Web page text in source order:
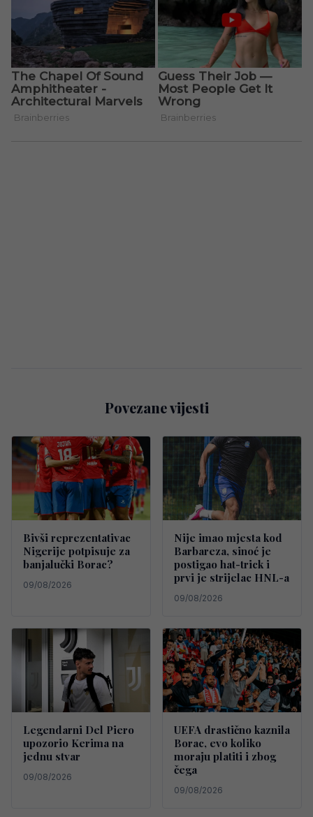
Povezane vijesti
Bivši reprezentativac
Nigerije potpisuje za
banjalučki Borac?
09/08/2026
Nije imao mjesta kod
Barbareza, sinoć je
postigao hat-trick i
prvi je strijelac HNL-a
09/08/2026
Legendarni Del Piero
upozorio Kerima na
jednu stvar
09/08/2026
UEFA drastično kaznila
Borac, evo koliko
moraju platiti i zbog
čega
09/08/2026